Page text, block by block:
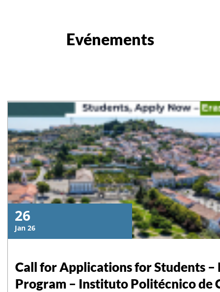
Evénements
26
Jan 26
Call for Applications for Students
Program – Instituto Politécnico de